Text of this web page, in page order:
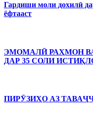
Гардиши моли дохилӣ
ёфтааст
ЭМОМАЛӢ РАҲМОН
ДАР 35 СОЛИ
ПИРӮЗИҲО АЗ